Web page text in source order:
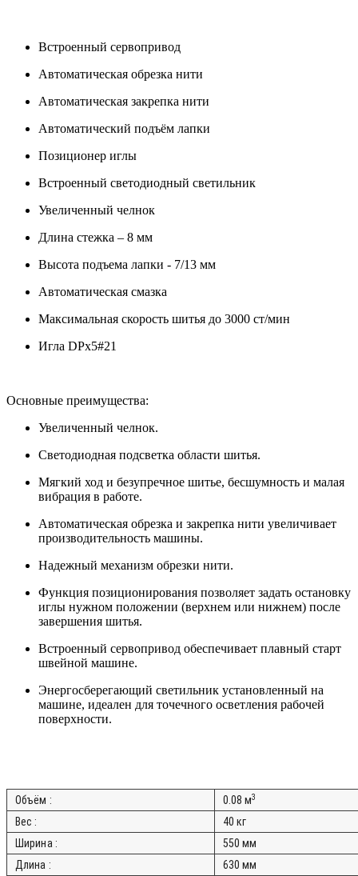
Встроенный сервопривод
Автоматическая обрезка нити
Автоматическая закрепка нити
Автоматический подъём лапки
Позиционер иглы
Встроенный светодиодный светильник
Увеличенный челнок
Длина стежка – 8 мм
Высота подъема лапки - 7/13 мм
Автоматическая смазка
Максимальная скорость шитья до 3000 ст/мин
Игла DPx5#21
Основные преимущества:
Увеличенный челнок.
Светодиодная подсветка области шитья.
Мягкий ход и безупречное шитье, бесшумность и малая
вибрация в работе.
Автоматическая обрезка и закрепка нити увеличивает
производительность машины.
Надежный механизм обрезки нити.
Функция позиционирования позволяет задать остановку
иглы нужном положении (верхнем или нижнем) после
завершения шитья.
Встроенный сервопривод обеспечивает плавный старт
швейной машине.
Энергосберегающий светильник установленный на
машине, идеален для точечного осветления рабочей
поверхности.
Объём : 0.08 м3
Вес :
40 кг
Ширина :
550 мм
Длина :
630 мм